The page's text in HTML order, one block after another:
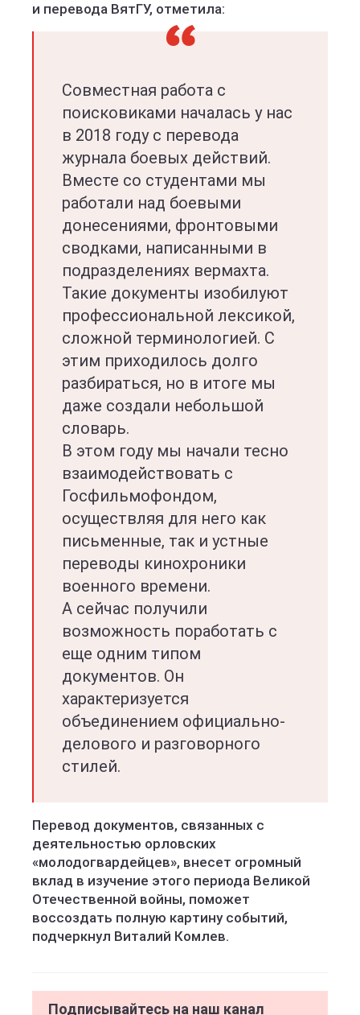
и перевода ВятГУ, отметила:
Совместная работа с
поисковиками началась у нас
в 2018 году с перевода
журнала боевых действий.
Вместе со студентами мы
работали над боевыми
донесениями, фронтовыми
сводками, написанными в
подразделениях вермахта.
Такие документы изобилуют
профессиональной лексикой,
сложной терминологией. С
этим приходилось долго
разбираться, но в итоге мы
даже создали небольшой
словарь.
В этом году мы начали тесно
взаимодействовать с
Госфильмофондом,
осуществляя для него как
письменные, так и устные
переводы кинохроники
военного времени.
А сейчас получили
возможность поработать с
еще одним типом
документов. Он
характеризуется
объединением официально-
делового и разговорного
стилей.
Перевод документов, связанных с
деятельностью орловских
«молодогвардейцев», внесет огромный
вклад в изучение этого периода Великой
Отечественной войны, поможет
воссоздать полную картину событий,
подчеркнул Виталий Комлев.
Подписывайтесь на наш канал